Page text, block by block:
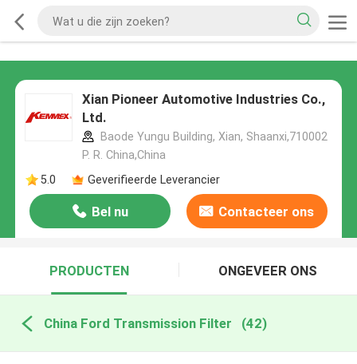
Xian Pioneer Automotive Industries Co.,
Ltd.
Baode Yungu Building, Xian, Shaanxi,710002
P. R. China,China
5.0
Geverifieerde Leverancier
Bel nu Contacteer ons
PRODUCTEN ONGEVEER ONS
China Ford Transmission Filter (42)